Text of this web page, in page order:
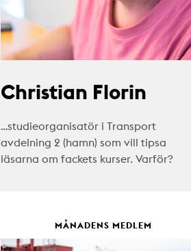
Christian Florin
…studieorganisatör i Transport
avdelning 2 (hamn) som vill tipsa
läsarna om fackets kurser. Varför?
MÅNADENS MEDLEM